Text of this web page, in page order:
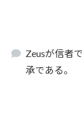
Zeusが信者
承である。